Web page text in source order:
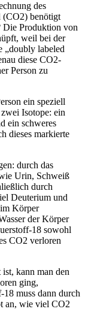
des
(CO2) benötigt
Produktion von
weil bei der
„doubly labeled
diese CO2-
Person zu
ein speziell
Isotope: ein
ein schweres
dieses markierte
durch das
Urin, Schweiß
durch
Deuterium und
Körper
der Körper
18 sowohl
CO2 verloren
kann man den
ging,
muss dann durch
an, wie viel CO2